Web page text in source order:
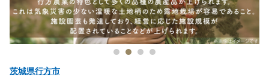
茨城県行方市